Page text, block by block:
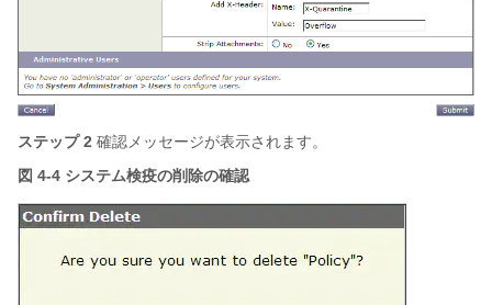
ステップ 2 確認メッセージが表示されます。
図 4-4 システム検疫の削除の確認